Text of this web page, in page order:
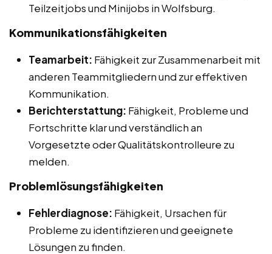
Teilzeitjobs und Minijobs in Wolfsburg.
Kommunikationsfähigkeiten
Teamarbeit: Fähigkeit zur Zusammenarbeit mit
anderen Teammitgliedern und zur effektiven
Kommunikation.
Berichterstattung: Fähigkeit, Probleme und
Fortschritte klar und verständlich an
Vorgesetzte oder Qualitätskontrolleure zu
melden.
Problemlösungsfähigkeiten
Fehlerdiagnose: Fähigkeit, Ursachen für
Probleme zu identifizieren und geeignete
Lösungen zu finden.